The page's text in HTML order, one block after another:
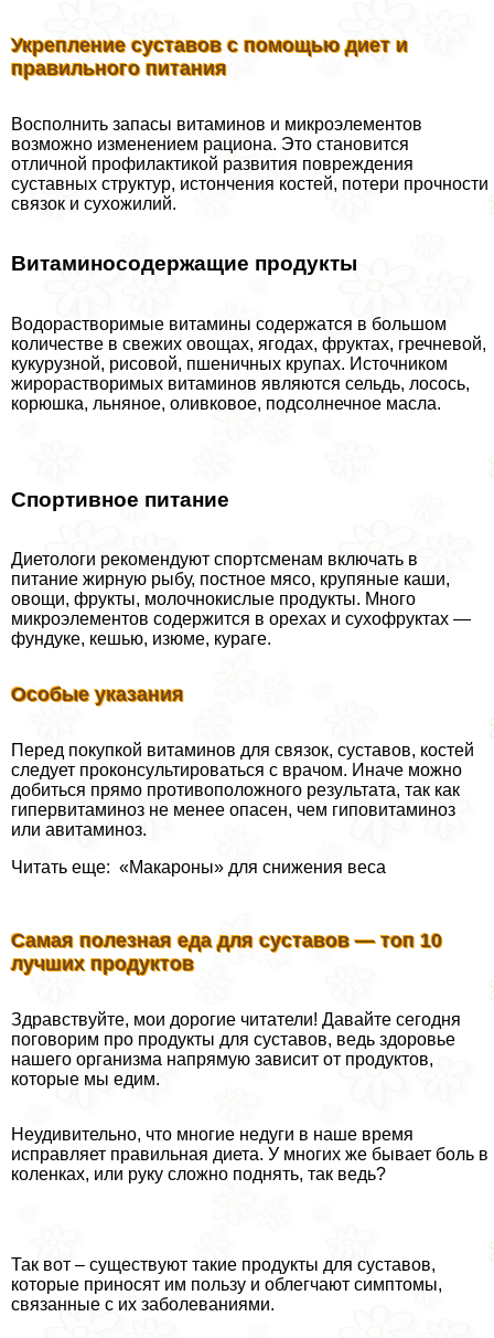
Укрепление суставов с помощью диет и
правильного питания
Восполнить запасы витаминов и микроэлементов
возможно изменением рациона. Это становится
отличной профилактикой развития повреждения
суставных структур, истончения костей, потери прочности
связок и сухожилий.
Витаминосодержащие продукты
Водорастворимые витамины содержатся в большом
количестве в свежих овощах, ягодах, фруктах, гречневой,
кукурузной, рисовой, пшеничных крупах. Источником
жирорастворимых витаминов являются сельдь, лосось,
корюшка, льняное, оливковое, подсолнечное масла.
Спортивное питание
Диетологи рекомендуют спортсменам включать в
питание жирную рыбу, постное мясо, крупяные каши,
овощи, фрукты, молочнокислые продукты. Много
микроэлементов содержится в орехах и сухофруктах —
фундуке, кешью, изюме, кураге.
Особые указания
Перед покупкой витаминов для связок, суставов, костей
следует проконсультироваться с врачом. Иначе можно
добиться прямо противоположного результата, так как
гипервитаминоз не менее опасен, чем гиповитаминоз
или авитаминоз.
Читать еще: «Мaкaроны» для снижения вeса
Самая полезная еда для суставов — топ 10
лучших продуктов
Здравствуйте, мои дорогие читатели! Давайте сегодня
поговорим про продукты для суставов, ведь здоровье
нашего организма напрямую зависит от продуктов,
которые мы едим.
Неудивительно, что многие недуги в наше время
исправляет правильная диета. У многих же бывает боль в
коленках, или руку сложно поднять, так ведь?
Так вот – существуют такие продукты для суставов,
которые приносят им пользу и облегчают симптомы,
связанные с их заболеваниями.